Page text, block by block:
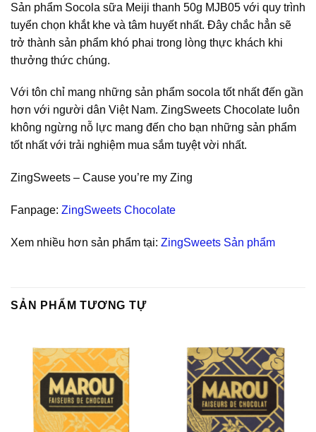
Sản phẩm Socola sữa Meiji thanh 50g MJB05 với quy trình
tuyển chọn khắt khe và tâm huyết nhất. Đây chắc hẳn sẽ
trở thành sản phẩm khó phai trong lòng thực khách khi
thưởng thức chúng.
Với tôn chỉ mang những sản phẩm socola tốt nhất đến gần
hơn với người dân Việt Nam. ZingSweets Chocolate luôn
không ngừng nỗ lực mang đến cho bạn những sản phẩm
tốt nhất với trải nghiệm mua sắm tuyệt vời nhất.
ZingSweets – Cause you’re my Zing
Fanpage: ZingSweets Chocolate
Xem nhiều hơn sản phẩm tại: ZingSweets Sản phẩm
SẢN PHẨM TƯƠNG TỰ